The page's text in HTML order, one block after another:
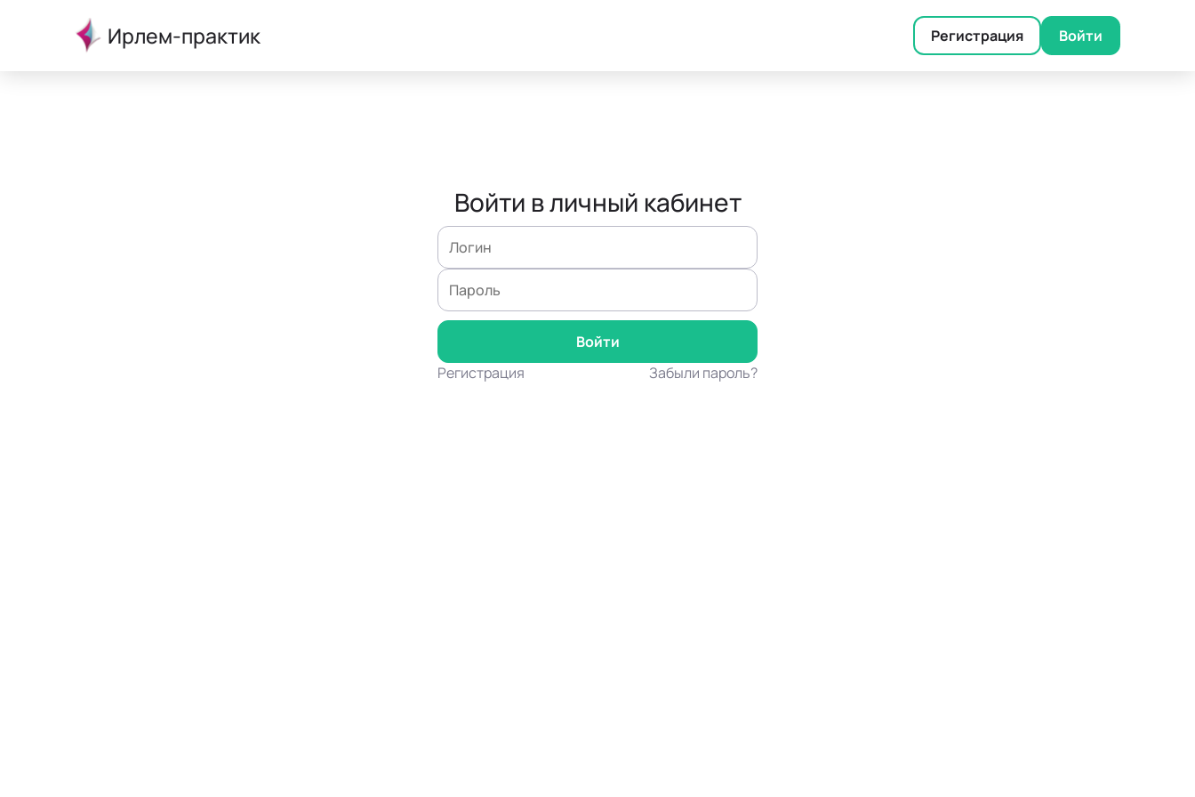
Ирлем-практик Регистрация Войти
Войти в личный кабинет
Регистрация Забыли пароль?